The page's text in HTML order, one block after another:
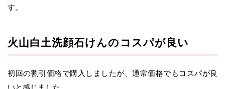
す。
火山白土洗顔石けんのコスパが良い
初回の割引価格で購入しましたが、通常価格でもコスパが良
いと感じました。